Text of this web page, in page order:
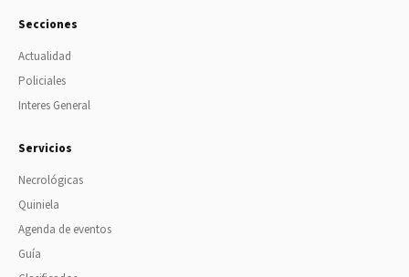
Secciones
Actualidad
Policiales
Interes General
Servicios
Necrológicas
Quiniela
Agenda de eventos
Guía